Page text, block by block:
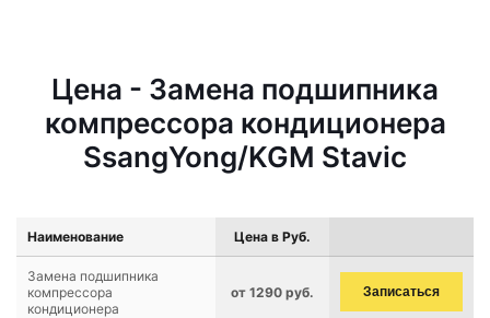
Цена - Замена подшипника
компрессора кондиционера
SsangYong/KGM Stavic
Наименование Цена в Руб.
Замена подшипника
компрессора
кондиционера
от 1290 руб. Записаться